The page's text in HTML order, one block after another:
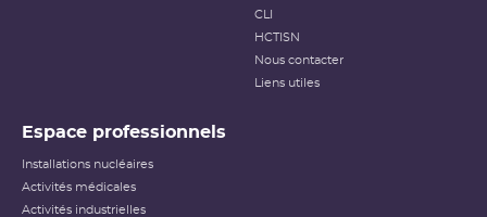
CLI
HCTISN
Nous contacter
Liens utiles
Espace professionnels
Installations nucléaires
Activités médicales
Activités industrielles